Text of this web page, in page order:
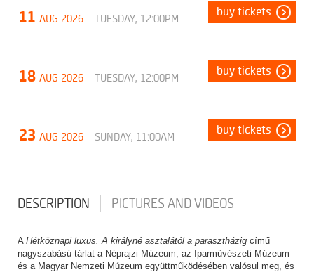
11 AUG 2026 TUESDAY, 12:00PM
buy tickets
18 AUG 2026 TUESDAY, 12:00PM
buy tickets
23 AUG 2026 SUNDAY, 11:00AM
buy tickets
DESCRIPTION PICTURES AND VIDEOS
A Hétköznapi luxus. A királyné asztalától a parasztházig című
nagyszabású tárlat a Néprajzi Múzeum, az Iparművészeti Múzeum
és a Magyar Nemzeti Múzeum együttműködésében valósul meg, és